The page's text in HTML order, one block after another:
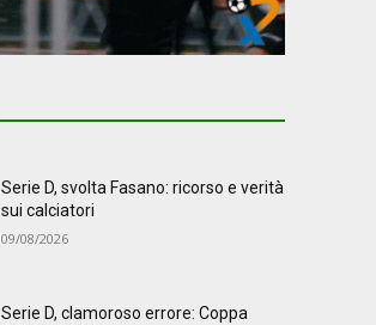
Serie D, svolta Fasano: ricorso e verità
sui calciatori
09/08/2026
Serie D, clamoroso errore: Coppa